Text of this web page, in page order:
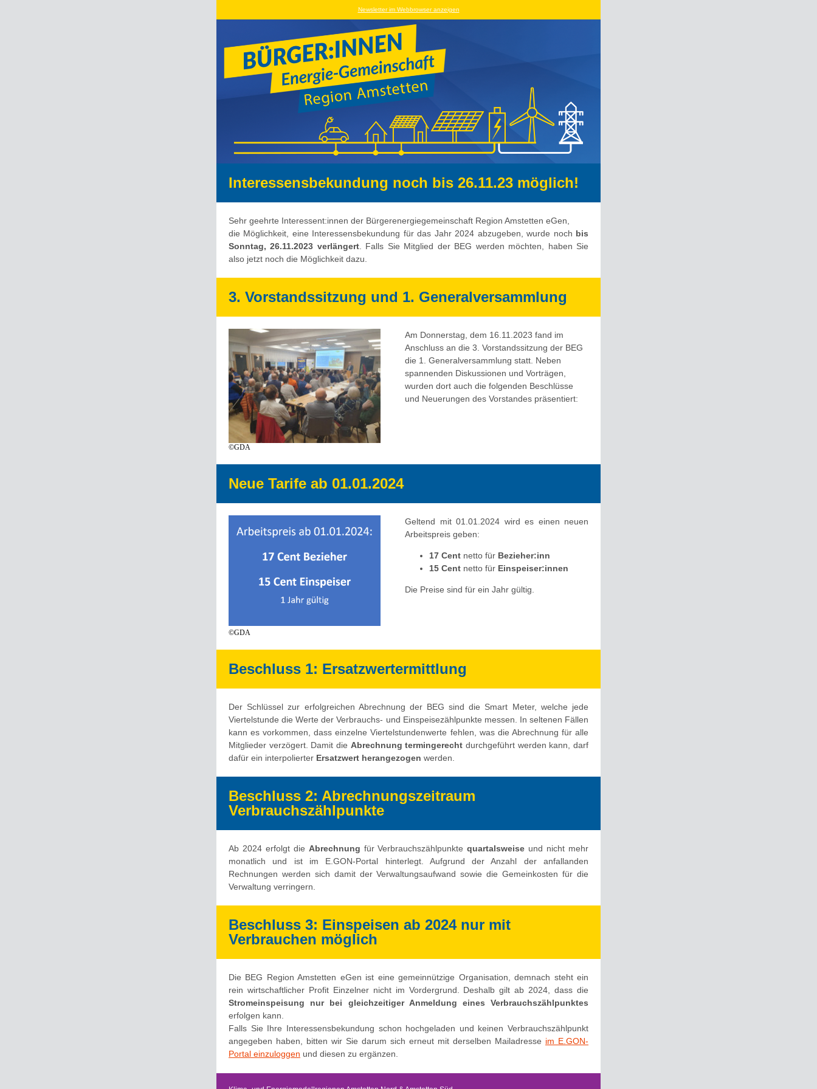
Newsletter im Webbrowser anzeigen
Interessensbekundung noch bis 26.11.23 möglich!
Sehr geehrte Interessent:innen der Bürgerenergiegemeinschaft Region Amstetten eGen,
die Möglichkeit, eine Interessensbekundung für das Jahr 2024 abzugeben, wurde noch bis
Sonntag, 26.11.2023 verlängert. Falls Sie Mitglied der BEG werden möchten, haben Sie
also jetzt noch die Möglichkeit dazu.
3. Vorstandssitzung und 1. Generalversammlung
©GDA
Am Donnerstag, dem 16.11.2023 fand im
Anschluss an die 3. Vorstandssitzung der BEG
die 1. Generalversammlung statt. Neben
spannenden Diskussionen und Vorträgen,
wurden dort auch die folgenden Beschlüsse
und Neuerungen des Vorstandes präsentiert:
Neue Tarife ab 01.01.2024
©GDA
Geltend mit 01.01.2024 wird es einen neuen
Arbeitspreis geben:
17 Cent netto für Bezieher:inn
15 Cent netto für Einspeiser:innen
Die Preise sind für ein Jahr gültig.
Beschluss 1: Ersatzwertermittlung
Der Schlüssel zur erfolgreichen Abrechnung der BEG sind die Smart Meter, welche jede
Viertelstunde die Werte der Verbrauchs- und Einspeisezählpunkte messen. In seltenen Fällen
kann es vorkommen, dass einzelne Viertelstundenwerte fehlen, was die Abrechnung für alle
Mitglieder verzögert. Damit die Abrechnung termingerecht durchgeführt werden kann, darf
dafür ein interpolierter Ersatzwert herangezogen werden.
Beschluss 2: Abrechnungszeitraum
Verbrauchszählpunkte
Ab 2024 erfolgt die Abrechnung für Verbrauchszählpunkte quartalsweise und nicht mehr
monatlich und ist im E.GON-Portal hinterlegt. Aufgrund der Anzahl der anfallanden
Rechnungen werden sich damit der Verwaltungsaufwand sowie die Gemeinkosten für die
Verwaltung verringern.
Beschluss 3: Einspeisen ab 2024 nur mit
Verbrauchen möglich
Die BEG Region Amstetten eGen ist eine gemeinnützige Organisation, demnach steht ein
rein wirtschaftlicher Profit Einzelner nicht im Vordergrund. Deshalb gilt ab 2024, dass die
Stromeinspeisung nur bei gleichzeitiger Anmeldung eines Verbrauchszählpunktes
erfolgen kann.
Falls Sie Ihre Interessensbekundung schon hochgeladen und keinen Verbrauchszählpunkt
angegeben haben, bitten wir Sie darum sich erneut mit derselben Mailadresse im E.GON-
Portal einzuloggen und diesen zu ergänzen.